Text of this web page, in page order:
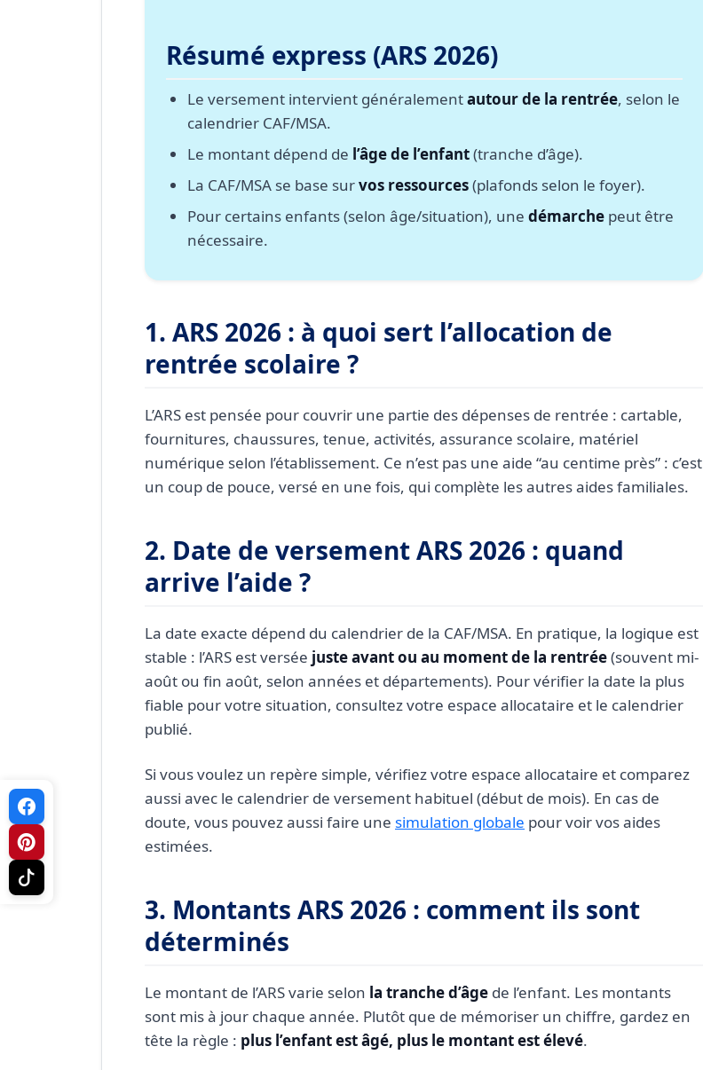
8. ARS et garde alternée : qui touche l’aide ?
9. FAQ ARS 2026
Conclusion
Résumé express (ARS 2026)
Le versement intervient généralementautour de la rentrée, selon le
calendrier CAF/MSA.
Le montant dépend de l’âge de l’enfant(tranche d’âge).
La CAF/MSA se base survos ressources(plafonds selon le foyer).
Pour certains enfants (selon âge/situation), une démarche peut être
nécessaire.
1. ARS 2026 : à quoi sert l’allocation de
rentrée scolaire ?
L’ARS est pensée pour couvrir une partie des dépenses de rentrée : cartable,
fournitures, chaussures, tenue, activités, assurance scolaire, matériel
numérique selon l’établissement. Ce n’est pas une aide “au centime près” : c’est
un coup de pouce, versé en une fois, qui complète les autres aides familiales.
2. Date de versement ARS 2026 : quand
arrive l’aide ?
La date exacte dépend du calendrier de la CAF/MSA. En pratique, la logique est
stable : l’ARS est versée juste avant ou au moment de la rentrée(souvent mi-
août ou fin août, selon années et départements). Pour vérifier la date la plus
fiable pour votre situation, consultez votre espace allocataire et le calendrier
publié.
Si vous voulez un repère simple, vérifiez votre espace allocataire et comparez
aussi avec le calendrier de versement habituel (début de mois). En cas de
doute, vous pouvez aussi faire une simulation globale pour voir vos aides
estimées.
3. Montants ARS 2026 : comment ils sont
déterminés
Le montant de l’ARS varie selon la tranche d’âge de l’enfant. Les montants
sont mis à jour chaque année. Plutôt que de mémoriser un chiffre, gardez en
tête la règle : plus l’enfant est âgé, plus le montant est élevé.